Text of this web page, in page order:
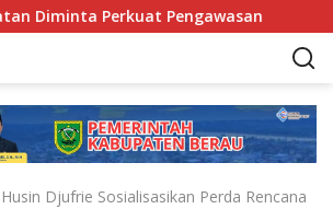
Perkuat Pengawasan
Husin Djufrie Sosialisasikan Perda Rencana